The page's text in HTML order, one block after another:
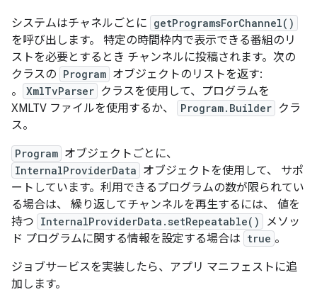
システムはチャネルごとに getProgramsForChannel()
を呼び出します。 特定の時間枠内で表示できる番組のリ
ストを必要とするとき チャンネルに投稿されます。次の
クラスの Program オブジェクトのリストを返す:
。
XmlTvParser クラスを使用して、プログラムを
XMLTV ファイルを使用するか、
Program.Builder クラ
ス。
Program オブジェクトごとに、
InternalProviderData オブジェクトを使用して、 サポ
ートしています。利用できるプログラムの数が限られてい
る場合は、 繰り返してチャンネルを再生するには、 値を
持つ InternalProviderData.setRepeatable()
メソッ
ド プログラムに関する情報を設定する場合は true 。
ジョブサービスを実装したら、アプリ マニフェストに追
加します。